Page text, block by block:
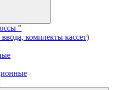
"
комплекты кассет)